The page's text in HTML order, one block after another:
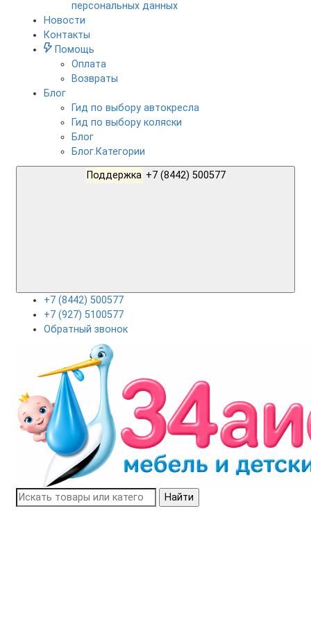
персональных данных
Новости
Контакты
Помощь
Оплата
Возвраты
Блог
Гид по выбору автокресла
Гид по выбору коляски
Блог
Блог.Категории
Поддержка
+7 (8442) 500577
+7 (927) 5100577
Обратный звонок
Найти